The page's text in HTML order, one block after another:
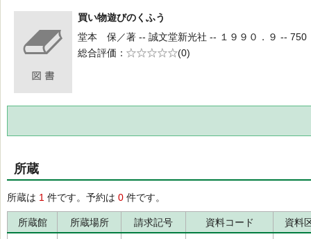
買い物遊びのくふう
堂本 保／著 -- 誠文堂新光社 -- １９９０．９ -- 750
総合評価
5段階評価
(0)
所蔵
所蔵は 1 件です。予約は 0 件です。
所蔵館 所蔵場所 請求記号 資料コード 資料